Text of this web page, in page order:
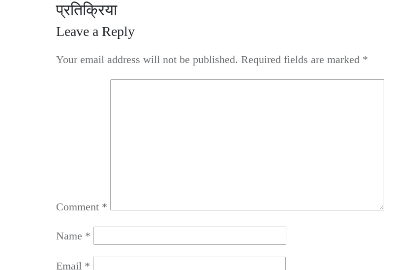
प्रतिक्रिया
Leave a Reply
Your email address will not be published. Required fields are marked *
Comment *
Name *
Email *